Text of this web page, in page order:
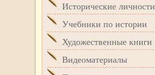
Исторические личности
Учебники по истории
Художественные книги
Видеоматериалы